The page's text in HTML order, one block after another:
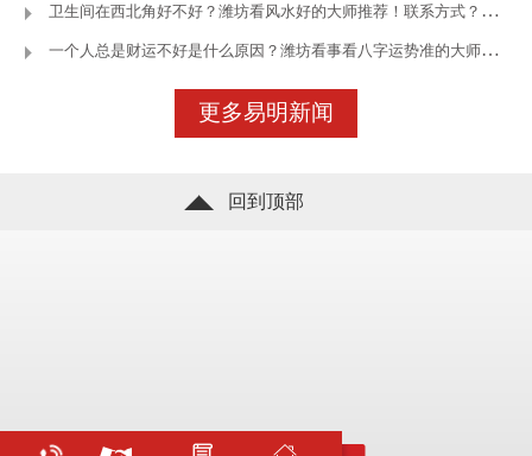
立即咨询 了解更多
立即咨询 了解更多
卫生间在西北角好不好？潍坊看风水好的大师推荐！联系方式？—潍坊王
一个人总是财运不好是什么原因？潍坊看事看八字运势准的大师—潍坊
更多易明新闻
回到顶部